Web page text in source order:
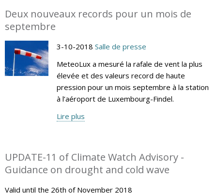
Deux nouveaux records pour un mois de
septembre
3-10-2018 Salle de presse
MeteoLux a mesuré la rafale de vent la plus
élevée et des valeurs record de haute
pression pour un mois septembre à la station
à l’aéroport de Luxembourg-Findel.
Lire plus
UPDATE-11 of Climate Watch Advisory -
Guidance on drought and cold wave
Valid until the 26th of November 2018